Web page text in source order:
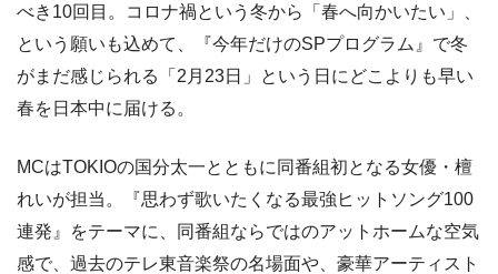
べき10回目。コロナ禍という冬から「春へ向かいたい」、
という願いも込めて、『今年だけのSPプログラム』で冬
がまだ感じられる「2月23日」という日にどこよりも早い
春を日本中に届ける。
MCはTOKIOの国分太一とともに同番組初となる女優・檀
れいが担当。『思わず歌いたくなる最強ヒットソング100
連発』をテーマに、同番組ならではのアットホームな空気
感で、過去のテレ東音楽祭の名場面や、豪華アーティスト